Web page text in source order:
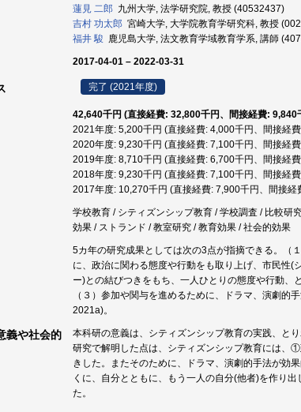
蓮見 二郎 九州大学, 法学研究院, 教授 (40532437)
吉村 功太郎 宮崎大学, 大学院教育学研究科, 教授
福井 駿 鹿児島大学, 法文教育学域教育学系, 講師
2017-04-01 – 2022-03-31
完了 (2021年度)
42,640千円 (直接経費: 32,800千円、間接経費: 9,840
2021年度: 5,200千円 (直接経費: 4,000千円、間接経
2020年度: 9,230千円 (直接経費: 7,100千円、間接経
2019年度: 8,710千円 (直接経費: 6,700千円、間接経
2018年度: 9,230千円 (直接経費: 7,100千円、間接経
2017年度: 10,270千円 (直接経費: 7,900千円、間接経
学校教育 / シティズンシップ教育 / 学校調査 / 比較研
効果 / ストランド / 教室研究 / 教育効果 / 社会的効果
5カ年の研究成果としては次の3点が指摘できる。
に、政治に関わる態度や行動をも取り上げ、市民性
ー)との結びつきをもち、一人ひとりの態度や行動、
（３）参加や関与を進めるために、ドラマ、演劇
2021a)。
義や社会的
本科研の意義は、シティズンシップ教育の実践、と
研究で解明した点は、シティズンシップ教育には、
きした。またそのために、ドラマ、演劇的手法が効
くに、自分とともに、もう一人の自分(他者)を作り
た。